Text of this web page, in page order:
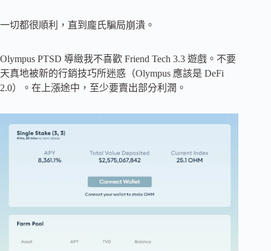
一切都很順利，直到龐氏騙局崩潰。
Olympus PTSD 導緻我不喜歡 Friend Tech 3.3 遊戲。不要
天真地被新的行銷技巧所迷惑（Olympus 應該是 DeFi
2.0）。在上漲途中，至少要賣出部分利潤。